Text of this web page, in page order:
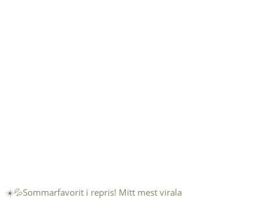
☀️💦Sommarfavorit i repris! Mitt mest virala